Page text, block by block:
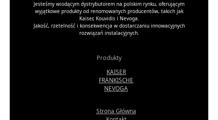
Jesteśmy wiodącym dystrybutorem na polskim rynku, oferującym
wyjątkowe produkty od renomowanych producentów, takich jak
Kaiser, Kouvidis i Nevoga.
Jakość, rzetelność i konsekwencja w dostarczaniu innowacyjnych
rozwiązań instalacyjnych.
Produkty
KAISER
FRÄNKISCHE
NEVOGA
Strona Główna